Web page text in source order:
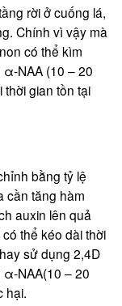
rời ở cuống lá,
Chính vì vậy mà
có thể kìm
NAA (10 – 20
gian tồn tại
bằng tỷ lệ
cần tăng hàm
auxin lên quả
thể kéo dài thời
sử dụng 2,4D
NAA(10 – 20
hại.